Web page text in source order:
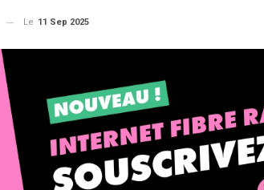
Le 11 Sep 2025